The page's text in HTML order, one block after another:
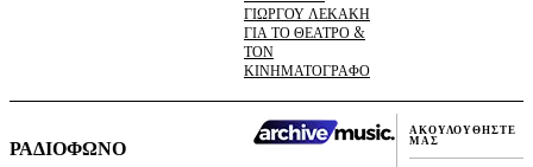
ΓΙΩΡΓΟΥ ΛΕΚΑΚΗ
ΓΙΑ ΤΟ ΘΕΑΤΡΟ &
ΤΟΝ
ΚΙΝΗΜΑΤΟΓΡΑΦΟ
ΡΑΔΙΟΦΩΝΟ
ΑΚΟΥΛΟΥΘΗΣΤΕ
ΜΑΣ